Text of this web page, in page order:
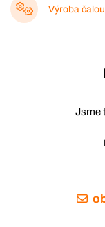
Výroba
Jsme